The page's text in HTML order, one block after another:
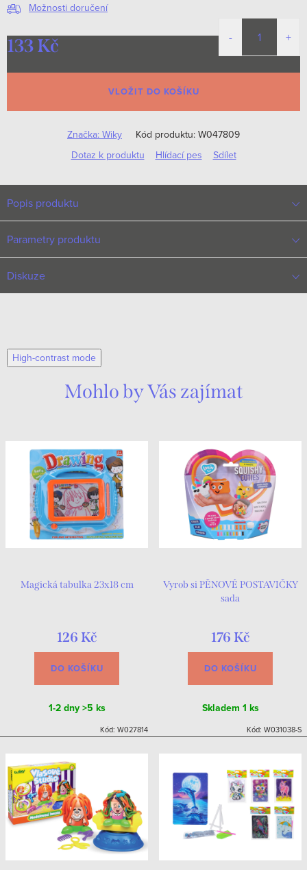
Možnosti doručení
133 Kč
cena:
VLOŽIT DO KOŠÍKU
Značka: Wiky Kód produktu: W047809
Dotaz k produktu
Hlídací pes Sdílet
Popis produktu
Parametry produktu
Diskuze
High-contrast mode
Mohlo by Vás zajímat
Magická tabulka 23x18 cm
126 Kč
DO KOŠÍKU
1-2 dny >5 ks
Kód: W027814
Vyrob si PĚNOVÉ POSTAVIČKY
sada
176 Kč
DO KOŠÍKU
Skladem 1 ks
Kód: W031038-S